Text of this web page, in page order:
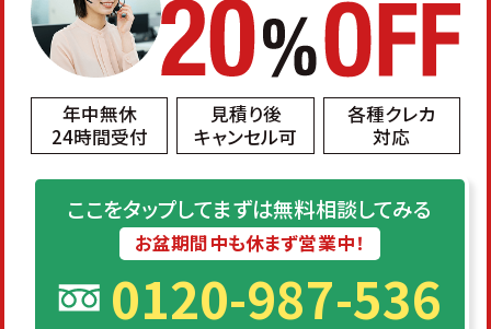
年中無休
24時間受付
見積り後
キャンセル可
各種クレカ
対応
ここをタップしてまずは無料相談してみる
お盆期間中も休まず営業中！
0120-987-536